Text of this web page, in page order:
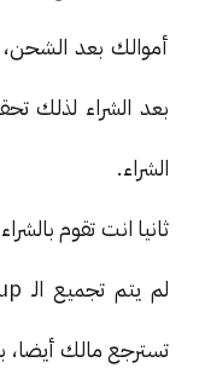
أموالك بعد
بعد الشراء لذلك
الشراء.
ثانيا انت تقوم